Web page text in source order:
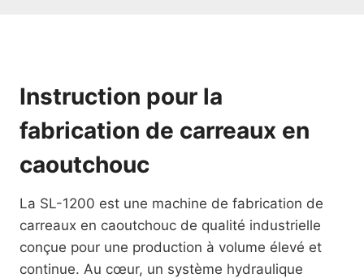
Instruction pour la
fabrication de carreaux en
caoutchouc
La SL-1200 est une machine de fabrication de
carreaux en caoutchouc de qualité industrielle
conçue pour une production à volume élevé et
continue. Au cœur, un système hydraulique